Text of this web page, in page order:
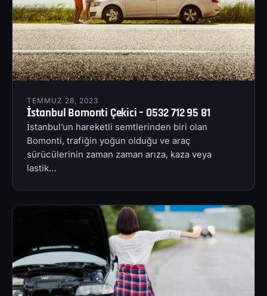
TEMMUZ 28, 2023
İstanbul Bomonti Çekici – 0532 712 95 81
İstanbul’un hareketli semtlerinden biri olan
Bomonti, trafiğin yoğun olduğu ve araç
sürücülerinin zaman zaman arıza, kaza veya
lastik…